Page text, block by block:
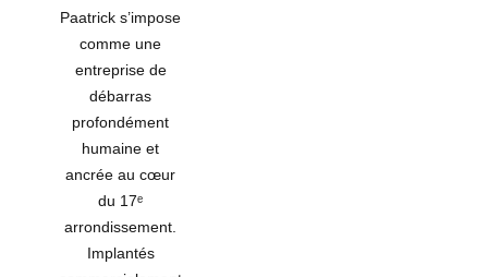
Paatrick s’impose
comme une
entreprise de
débarras
profondément
humaine et
ancrée au cœur
du 17ᵉ
arrondissement.
Implantés